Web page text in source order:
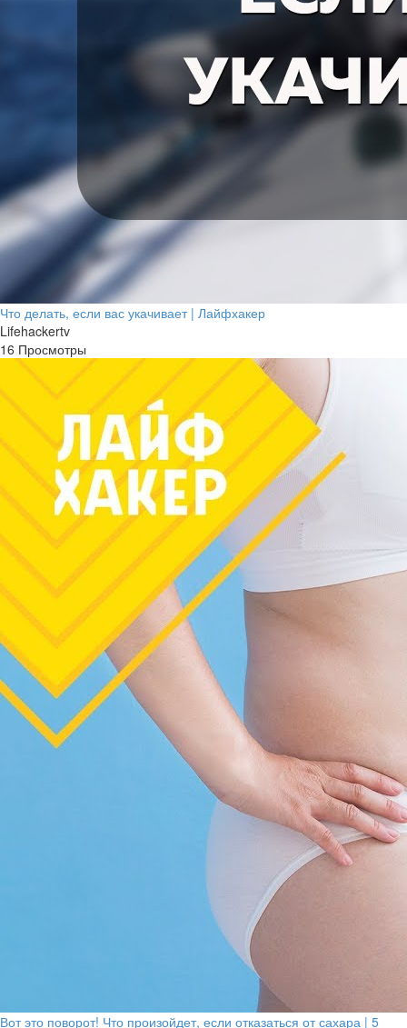
Что делать, если вас укачивает | Лайфхакер
Lifehackertv
16 Просмотры
Вот это поворот! Что произойдет, если отказаться от сахара | 5